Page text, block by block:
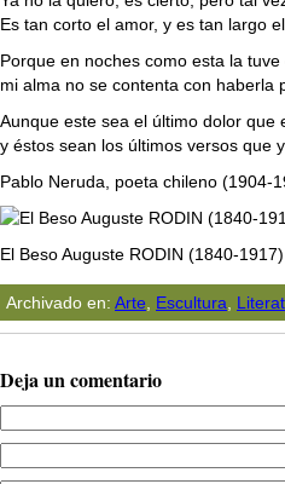
Es tan corto el amor, y es tan largo el
Porque en noches como esta la tuve
mi alma no se contenta con haberla
Aunque este sea el último dolor que
y éstos sean los últimos versos que
Pablo Neruda, poeta chileno (1904-
El Beso Auguste RODIN (1840-
Archivado en: Arte Escultura
Deja un comentario